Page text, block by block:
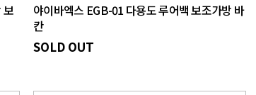
보
야이바엑스 EGB-01 다용도 루어백 보조가방 바
칸
SOLD OUT